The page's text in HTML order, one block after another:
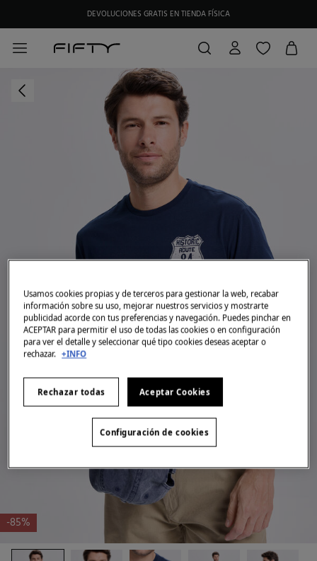
DEVOLUCIONES GRATIS EN TIENDA FÍSICA
-85%
Usamos cookies propias y de terceros para gestionar la web, recabar
información sobre su uso, mejorar nuestros servicios y mostrarte
publicidad acorde con tus preferencias y navegación. Puedes pinchar en
ACEPTAR para permitir el uso de todas las cookies o en configuración
para ver el detalle y seleccionar qué tipo cookies deseas aceptar o
rechazar. +INFO
Rechazar todas Aceptar Cookies
Configuración de cookies